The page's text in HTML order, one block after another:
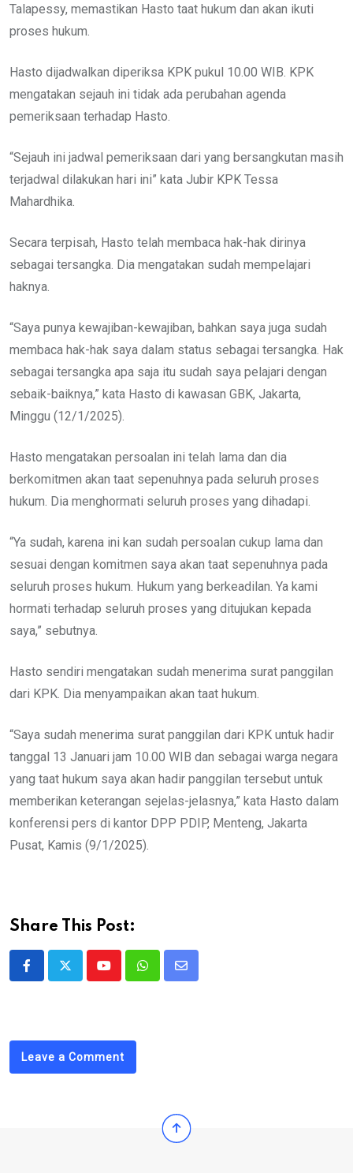
Talapessy, memastikan Hasto taat hukum dan akan ikuti
proses hukum.
Hasto dijadwalkan diperiksa KPK pukul 10.00 WIB. KPK
mengatakan sejauh ini tidak ada perubahan agenda
pemeriksaan terhadap Hasto.
“Sejauh ini jadwal pemeriksaan dari yang bersangkutan masih
terjadwal dilakukan hari ini” kata Jubir KPK Tessa
Mahardhika.
Secara terpisah, Hasto telah membaca hak-hak dirinya
sebagai tersangka. Dia mengatakan sudah mempelajari
haknya.
“Saya punya kewajiban-kewajiban, bahkan saya juga sudah
membaca hak-hak saya dalam status sebagai tersangka. Hak
sebagai tersangka apa saja itu sudah saya pelajari dengan
sebaik-baiknya,” kata Hasto di kawasan GBK, Jakarta,
Minggu (12/1/2025).
Hasto mengatakan persoalan ini telah lama dan dia
berkomitmen akan taat sepenuhnya pada seluruh proses
hukum. Dia menghormati seluruh proses yang dihadapi.
“Ya sudah, karena ini kan sudah persoalan cukup lama dan
sesuai dengan komitmen saya akan taat sepenuhnya pada
seluruh proses hukum. Hukum yang berkeadilan. Ya kami
hormati terhadap seluruh proses yang ditujukan kepada
saya,” sebutnya.
Hasto sendiri mengatakan sudah menerima surat panggilan
dari KPK. Dia menyampaikan akan taat hukum.
“Saya sudah menerima surat panggilan dari KPK untuk hadir
tanggal 13 Januari jam 10.00 WIB dan sebagai warga negara
yang taat hukum saya akan hadir panggilan tersebut untuk
memberikan keterangan sejelas-jelasnya,” kata Hasto dalam
konferensi pers di kantor DPP PDIP, Menteng, Jakarta
Pusat, Kamis (9/1/2025).
Share This Post:
YoutubeWhatsappShare
Leave a Comment